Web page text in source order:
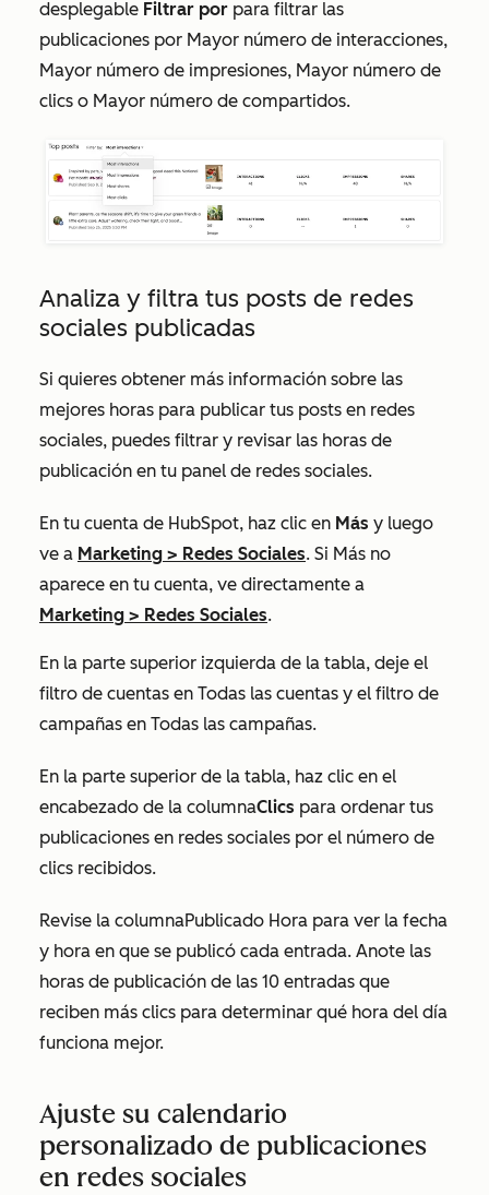
desplegable Filtrar por para filtrar las
publicaciones por Mayor número de interacciones,
Mayor número de impresiones, Mayor número de
clics o Mayor número de compartidos.
Analiza y filtra tus posts de redes
sociales publicadas
Si quieres obtener más información sobre las
mejores horas para publicar tus posts en redes
sociales, puedes filtrar y revisar las horas de
publicación en tu panel de redes sociales.
En tu cuenta de HubSpot, haz clic en Más y luego
ve a Marketing > Redes Sociales. Si Más no
aparece en tu cuenta, ve directamente a
Marketing > Redes Sociales.
En la parte superior izquierda de la tabla, deje el
filtro de cuentas en Todas las cuentas y el filtro de
campañas en Todas las campañas.
En la parte superior de la tabla, haz clic en el
encabezado de la columnaClics para ordenar tus
publicaciones en redes sociales por el número de
clics recibidos.
Revise la columnaPublicado Hora para ver la fecha
y hora en que se publicó cada entrada. Anote las
horas de publicación de las 10 entradas que
reciben más clics para determinar qué hora del día
funciona mejor.
Ajuste su calendario
personalizado de publicaciones
en redes sociales